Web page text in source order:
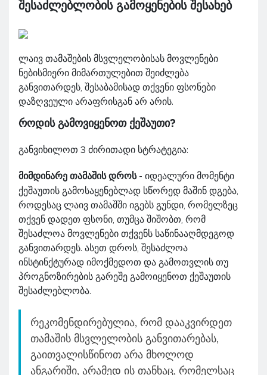
შესაძლებლობის გამოყენების შესახებ
ლაივ თამაშების მსვლელობისას მოვლენები
ნებისმიერი მიმართულებით შეიძლება
განვითარდეს, შესაბამისად თქვენი ფსონები
დაზღვეული არაფრისგან არ არის.
როდის გამოვიყენოთ ქეშაუთი?
განვიხილოთ 3 ძირითადი სტრატეგია:
მიმდინარე თამაშის დროს - იდეალური მომენტი
ქეშაუთის გამოსაყენებლად სწორედ მაშინ დგება,
როდესაც ლაივ თამაშში იგებს გუნდი, რომელზეც
თქვენ დადეთ ფსონი, თუმცა შიშობთ, რომ
შესაძლოა მოვლენები თქვენს საწინააღმდეგოდ
განვითარდეს. ასეთ დროს, შესაძლოა
ინსტინქტურად იმოქმედოთ და გამოთვლის თუ
პროგნოზირების გარეშე გამოიყენოთ ქეშაუთის
შესაძლებლობა.
რეკომენდირებულია, რომ დააკვირდეთ
თამაშის მსვლელობის განვითარებას,
გაითვალისწინოთ არა მხოლოდ
ანგარიში, არამედ ის თანხაც, რომელსაც